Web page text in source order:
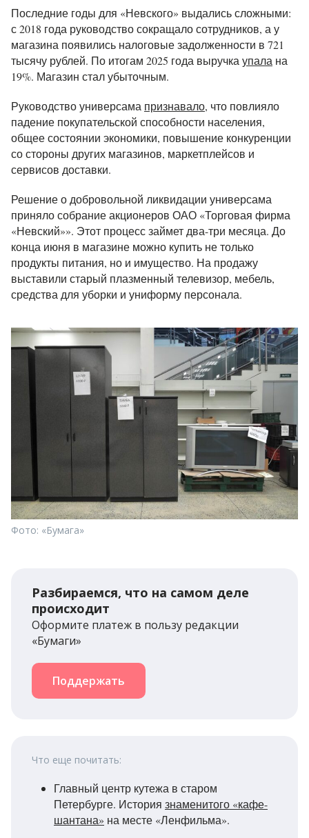
Последние годы для «Невского» выдались сложными:
с 2018 года руководство сокращало сотрудников, а у
магазина появились налоговые задолженности в 721
тысячу рублей. По итогам 2025 года выручкаупала на
19%. Магазин стал убыточным.
Руководство универсама признавало, что повлияло
падение покупательской способности населения,
общее состоянии экономики, повышение конкуренции
со стороны других магазинов, маркетплейсов и
сервисов доставки.
Решение о добровольной ликвидации универсама
приняло собрание акционеров ОАО «Торговая фирма
«Невский»». Этот процесс займет два-три месяца. До
конца июня в магазине можно купить не только
продукты питания, но и имущество. На продажу
выставили старый плазменный телевизор, мебель,
средства для уборки и униформу персонала.
Фото: «Бумага»
Разбираемся, что на самом деле
происходит
Оформите платеж в пользу редакции
«Бумаги»
Поддержать
Что еще почитать:
Главный центр кутежа в старом
Петербурге. История знаменитого «кафе-
шантана» на месте «Ленфильма».